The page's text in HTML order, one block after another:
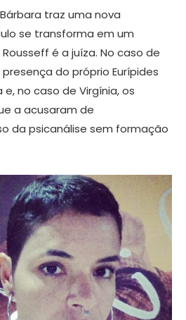
traz uma nova
se transforma em um
é a juíza. No caso de
do próprio Eurípides
no caso de Virgínia, os
a acusaram de
da psicanálise sem formação